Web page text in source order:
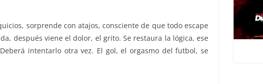
sorprende con atajos, consciente de que todo escape
después viene el dolor, el grito. Se restaura la lógica, ese
intentarlo otra vez. El gol, el orgasmo del futbol, se